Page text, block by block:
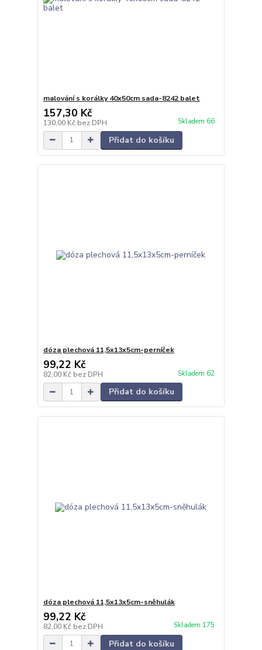
malování s korálky 40x50cm sada-8242 balet
157,30 Kč
130,00 Kč bez DPH Skladem 66
Přidat do košíku
dóza plechová 11,5x13x5cm-perníček
99,22 Kč
82,00 Kč bez DPH Skladem 62
Přidat do košíku
dóza plechová 11,5x13x5cm-sněhulák
99,22 Kč
82,00 Kč bez DPH Skladem 175
Přidat do košíku